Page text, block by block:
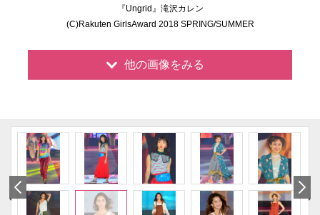
『Ungrid』滝沢カレン
(C)Rakuten GirlsAward 2018 SPRING/SUMMER
他の画像をみる